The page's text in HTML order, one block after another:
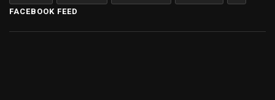
FACEBOOK FEED